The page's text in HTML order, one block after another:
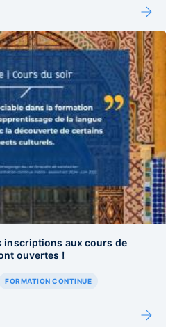
inscriptions aux cours de
ouvertes !
FORMATION CONTINUE